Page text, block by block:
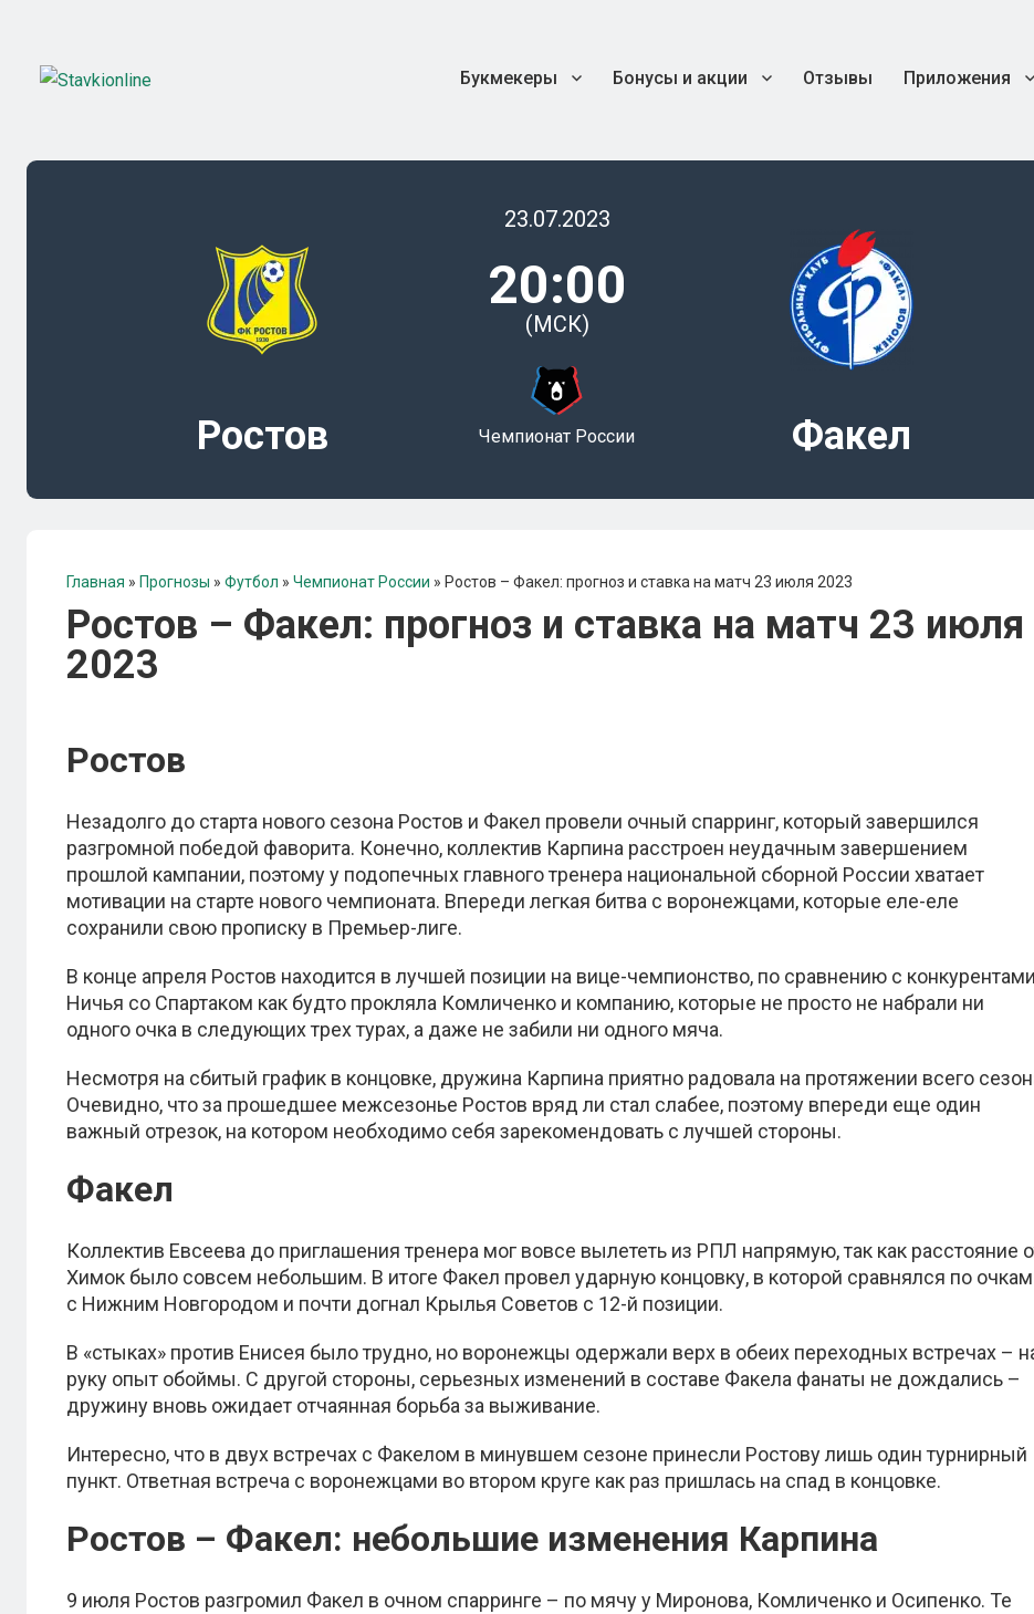
Букмекеры Бонусы и акции Отзывы Приложения
Ростов
23.07.2023
20:00
(МСК)
Чемпионат России Факел
Главная » Прогнозы » Футбол » Чемпионат России » Ростов – Факел: прогноз и ставка на матч 23 июля 2023
Ростов – Факел: прогноз и ставка на матч 23 июля
2023
Ростов
Незадолго до старта нового сезона Ростов и Факел провели очный спарринг, который завершился
разгромной победой фаворита. Конечно, коллектив Карпина расстроен неудачным завершением
прошлой кампании, поэтому у подопечных главного тренера национальной сборной России хватает
мотивации на старте нового чемпионата. Впереди легкая битва с воронежцами, которые еле-еле
сохранили свою прописку в Премьер-лиге.
В конце апреля Ростов находится в лучшей позиции на вице-чемпионство, по сравнению с
Ничья со Спартаком как будто прокляла Комличенко и компанию, которые не просто не набрали ни
одного очка в следующих трех турах, а даже не забили ни одного мяча.
Несмотря на сбитый график в концовке, дружина Карпина приятно радовала на протяжении всего
Очевидно, что за прошедшее межсезонье Ростов вряд ли стал слабее, поэтому впереди еще один
важный отрезок, на котором необходимо себя зарекомендовать с лучшей стороны.
Факел
Коллектив Евсеева до приглашения тренера мог вовсе вылететь из РПЛ напрямую, так как расстояние
Химок было совсем небольшим. В итоге Факел провел ударную концовку, в которой сравнялся по очкам
с Нижним Новгородом и почти догнал Крылья Советов с 12-й позиции.
В «стыках» против Енисея было трудно, но воронежцы одержали верх в обеих переходных встречах –
руку опыт обоймы. С другой стороны, серьезных изменений в составе Факела фанаты не дождались –
дружину вновь ожидает отчаянная борьба за выживание.
Интересно, что в двух встречах с Факелом в минувшем сезоне принесли Ростову лишь один турнирный
пункт. Ответная встреча с воронежцами во втором круге как раз пришлась на спад в концовке.
Ростов – Факел: небольшие изменения Карпина
9 июля Ростов разгромил Факел в очном спарринге – по мячу у Миронова, Комличенко и Осипенко. Те